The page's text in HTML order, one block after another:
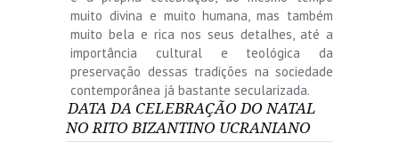
muito divina e muito humana, mas também
muito bela e rica nos seus detalhes, até a
importância cultural e teológica da
preservação dessas tradições na sociedade
contemporânea já bastante secularizada.
DATA DA CELEBRAÇÃO DO NATAL
NO RITO BIZANTINO UCRANIANO